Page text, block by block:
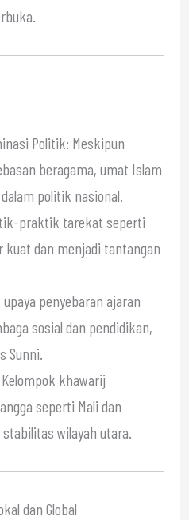
Politik: Meskipun
beragama, umat Islam
politik nasional.
praktik tarekat seperti
dan menjadi tantangan
penyebaran ajaran
sosial dan pendidikan,
Sunni.
khawarij
seperti Mali dan
wilayah utara.
dan Global